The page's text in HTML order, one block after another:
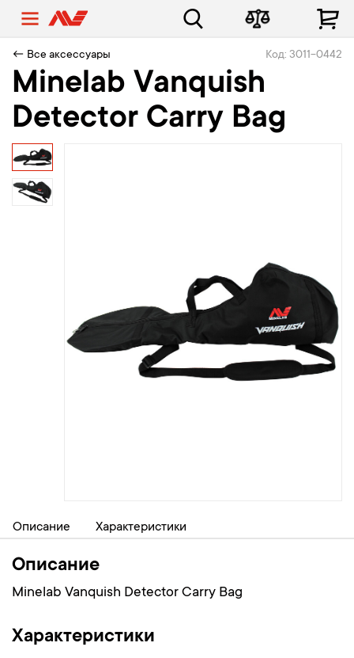
← Все аксессуары Код: 3011-0442
Minelab Vanquish
Detector Carry Bag
Описание Характеристики
Описание
Minelab Vanquish Detector Carry Bag
Характеристики